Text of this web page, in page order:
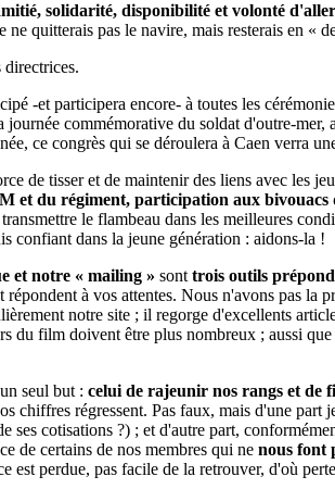
solidarité, disponibilité et volonté
quitterais pas le navire, mais resterais en «
directrices.
-et participera encore- à toutes les
commémorative du soldat d'outre-
ce congrès qui se déroulera à Caen verra
de tisser et de maintenir des liens avec les
et du régiment, participation aux bivouacs
le flambeau dans les meilleures
confiant dans la jeune génération : aidons-la !
et notre « mailing » sont trois outils
à vos attentes. Nous n'avons pas
notre site ; il regorge d'excellents
du film doivent être plus nombreux ; aussi
seul but : celui de rajeunir nos rangs et de
chiffres régressent. Pas faux, mais d'une
cotisations ?) ; et d'autre part,
de certains de nos membres qui ne nous font
est perdue, pas facile de la retrouver, d'où